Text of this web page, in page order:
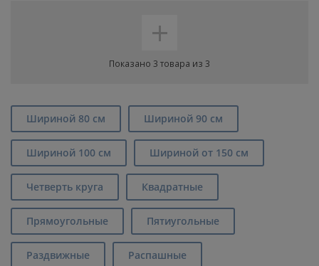
+
Показано 3 товара из 3
Шириной 80 см Шириной 90 см
Шириной 100 см Шириной от 150 см
Четверть круга Квадратные
Прямоугольные Пятиугольные
Раздвижные Распашные